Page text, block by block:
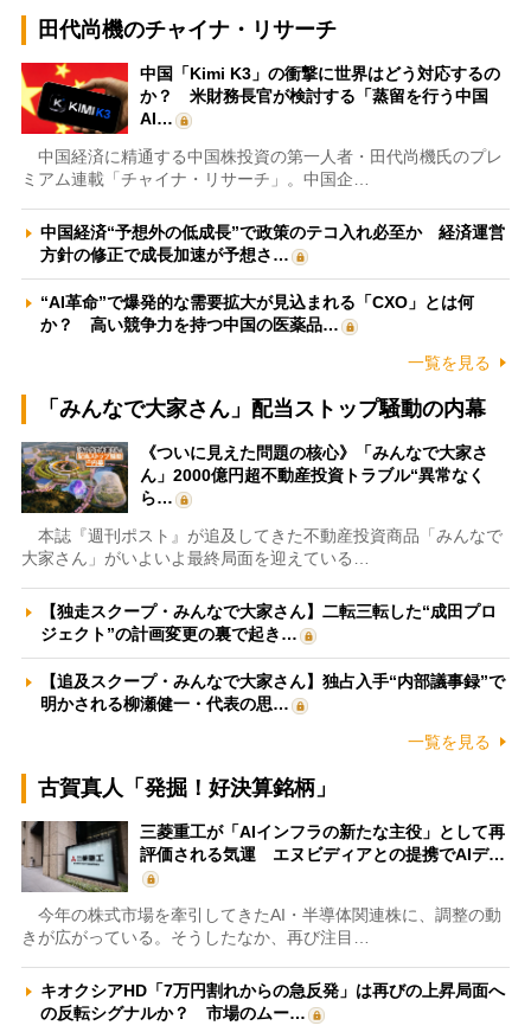
田代尚機のチャイナ・リサーチ
中国「Kimi K3」の衝撃に世界はどう対応するの
か？ 米財務長官が検討する「蒸留を行う中国
AI…
中国経済に精通する中国株投資の第一人者・田代尚機氏のプレ
ミアム連載「チャイナ・リサーチ」。中国企…
中国経済“予想外の低成長”で政策のテコ入れ必至か 経済運営
方針の修正で成長加速が予想さ…
“AI革命”で爆発的な需要拡大が見込まれる「CXO」とは何
か？ 高い競争力を持つ中国の医薬品…
一覧を見る
「みんなで大家さん」配当ストップ騒動の内幕
《ついに見えた問題の核心》「みんなで大家さ
ん」2000億円超不動産投資トラブル“異常なく
ら…
本誌『週刊ポスト』が追及してきた不動産投資商品「みんなで
大家さん」がいよいよ最終局面を迎えている…
【独走スクープ・みんなで大家さん】二転三転した“成田プロ
ジェクト”の計画変更の裏で起き…
【追及スクープ・みんなで大家さん】独占入手“内部議事録”で
明かされる柳瀬健一・代表の思…
一覧を見る
古賀真人「発掘！好決算銘柄」
三菱重工が「AIインフラの新たな主役」として再
評価される気運 エヌビディアとの提携でAIデ…
今年の株式市場を牽引してきたAI・半導体関連株に、調整の動
きが広がっている。そうしたなか、再び注目…
キオクシアHD「7万円割れからの急反発」は再びの上昇局面へ
の反転シグナルか？ 市場のムー…